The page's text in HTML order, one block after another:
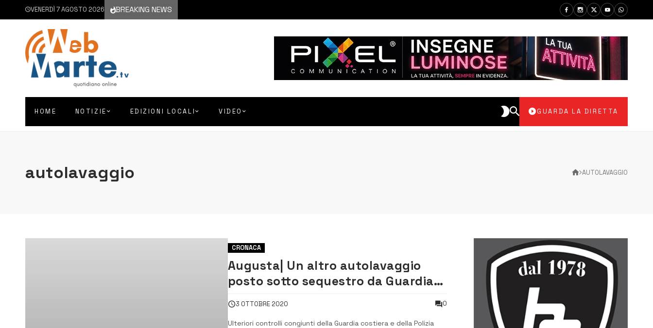
VENERDÌ 7 AGOSTO 2026 BREAKING NEWS
HOME NOTIZIE EDIZIONI LOCALI VIDEO GUARDA LA DIRETTA
AUTOLAVAGGIO
autolavaggio
CRONACA
Augusta| Un altro autolavaggio
posto sotto sequestro da Guardia
costiera e vigili
3 OTTOBRE 2020 0
Ulteriori controlli congiunti della Guardia costiera e della Polizia